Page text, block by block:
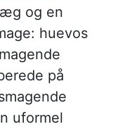
og en
huevos
på
uformel